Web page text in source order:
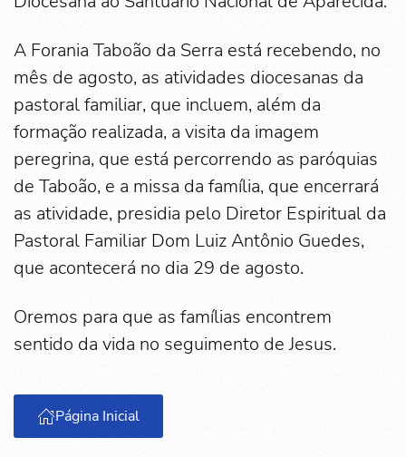
A Forania Taboão da Serra está recebendo, no
mês de agosto, as atividades diocesanas da
pastoral familiar, que incluem, além da
formação realizada, a visita da imagem
peregrina, que está percorrendo as paróquias
de Taboão, e a missa da família, que encerrará
as atividade, presidia pelo Diretor Espiritual da
Pastoral Familiar Dom Luiz Antônio Guedes,
que acontecerá no dia 29 de agosto.
Oremos para que as famílias encontrem
sentido da vida no seguimento de Jesus.
Página Inicial